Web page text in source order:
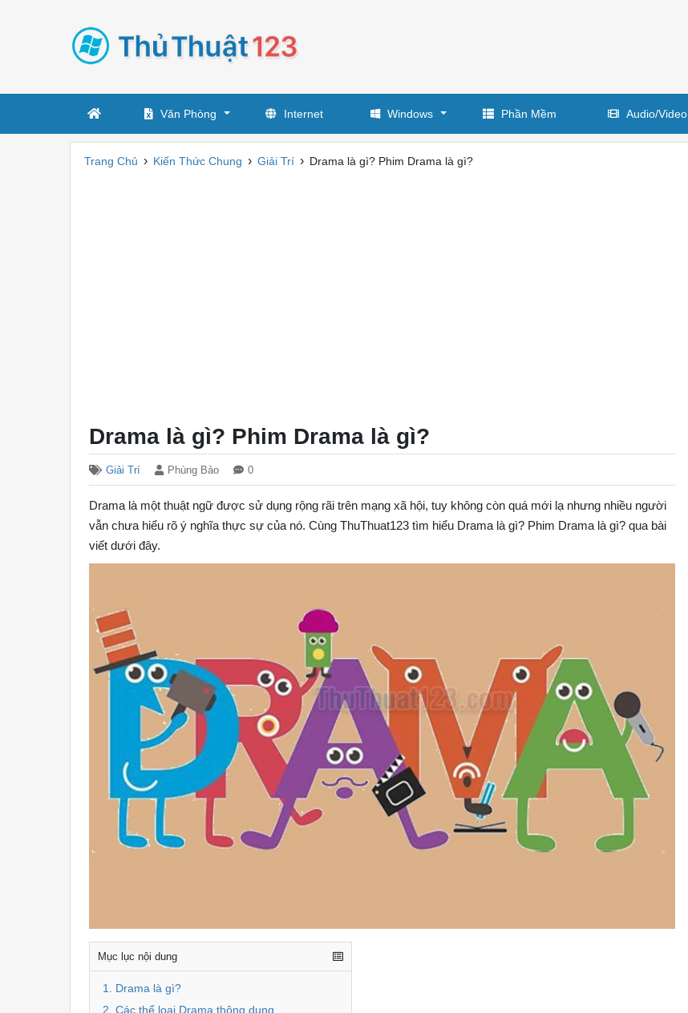
Văn Phòng Internet Windows Phần Mềm Audio/Video
Trang Chủ › Kiến Thức Chung › Giải Trí › Drama là gì? Phim Drama là gì?
Drama là gì? Phim Drama là gì?
Giải Trí Phùng Bảo 0
Drama là một thuật ngữ được sử dụng rộng rãi trên mạng xã hội, tuy không còn quá mới lạ nhưng nhiều người
vẫn chưa hiểu rõ ý nghĩa thực sự của nó. Cùng ThuThuat123 tìm hiểu Drama là gì? Phim Drama là gì? qua bài
viết dưới đây.
Mục lục nội dung
1. Drama là gì?
2. Các thể loại Drama thông dụng